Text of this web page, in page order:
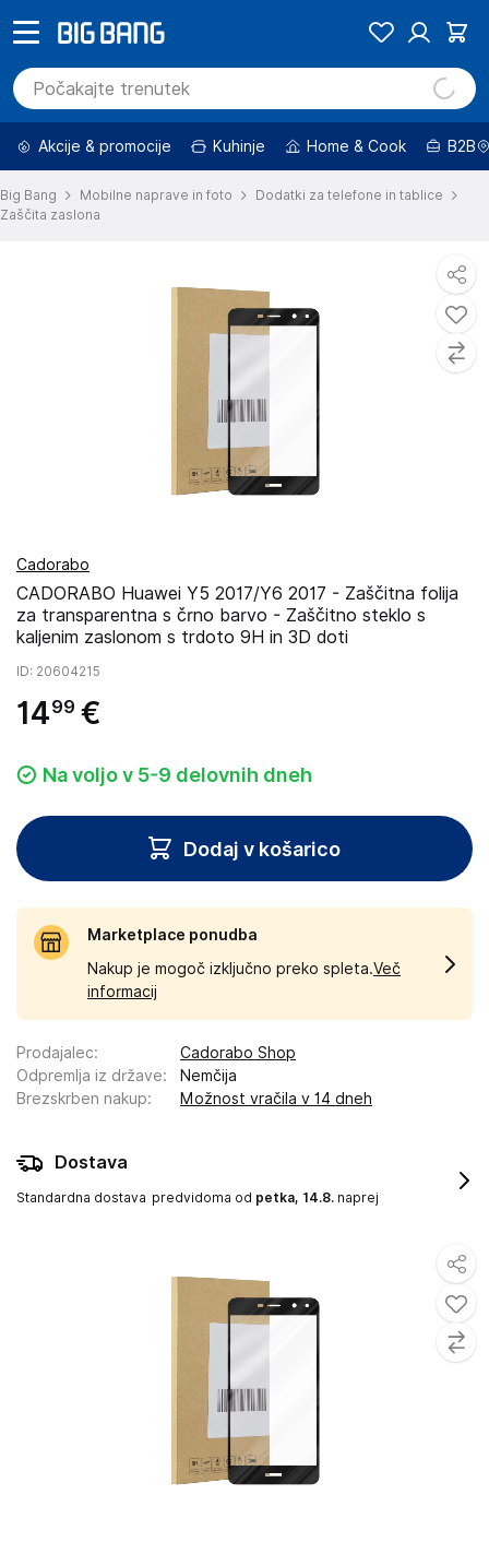
Akcije & promocije Kuhinje Home & Cook B2B
Big Bang Mobilne naprave in foto
Dodatki za telefone in tablice
Zaščita zaslona
Cadorabo
CADORABO Huawei Y5 2017/Y6 2017 - Zaščitna folija
za transparentna s črno barvo - Zaščitno steklo s
kaljenim zaslonom s trdoto 9H in 3D doti
ID: 20604215
1499 €
Na voljo v 5-9 delovnih dneh
Dodaj v košarico
Marketplace ponudba
Nakup je mogoč izključno preko spleta.Več
informacij
Prodajalec:
Cadorabo Shop
Odpremlja iz države:
Nemčija
Brezskrben nakup: Možnost vračila v 14 dneh
Dostava
Standardna dostava predvidoma od petka, 14.8. naprej